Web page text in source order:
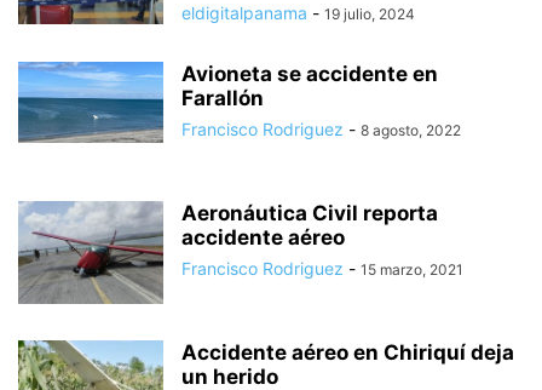
eldigitalpanama - 19 julio, 2024
Avioneta se accidente en
Farallón
Francisco Rodriguez - 8 agosto, 2022
Aeronáutica Civil reporta
accidente aéreo
Francisco Rodriguez - 15 marzo, 2021
Accidente aéreo en Chiriquí deja
un herido